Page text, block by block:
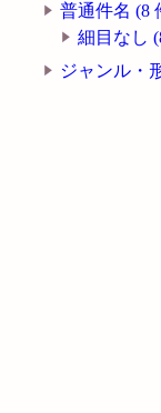
普通件名 (8
細目なし
ジャンル・